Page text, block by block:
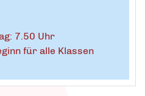
7.50 Uhr
für alle Klassen